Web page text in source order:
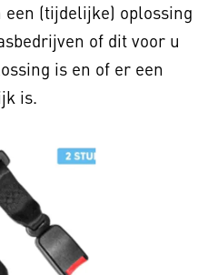
(tijdelijke) oplossing
of dit voor u
is en of er een
is.